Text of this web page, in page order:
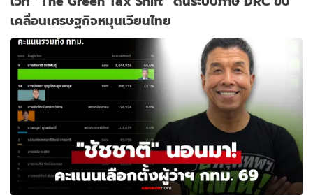
เคลื่อนเศรษฐกิจหมุนเวียนไทย